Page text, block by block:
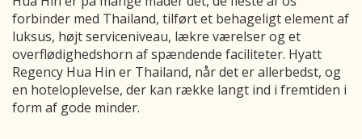
forbinder med Thailand, tilført et behageligt element af
luksus, højt serviceniveau, lækre værelser og et
overflødighedshorn af spændende faciliteter. Hyatt
Regency Hua Hin er Thailand, når det er allerbedst, og
en hoteloplevelse, der kan række langt ind i fremtiden i
form af gode minder.